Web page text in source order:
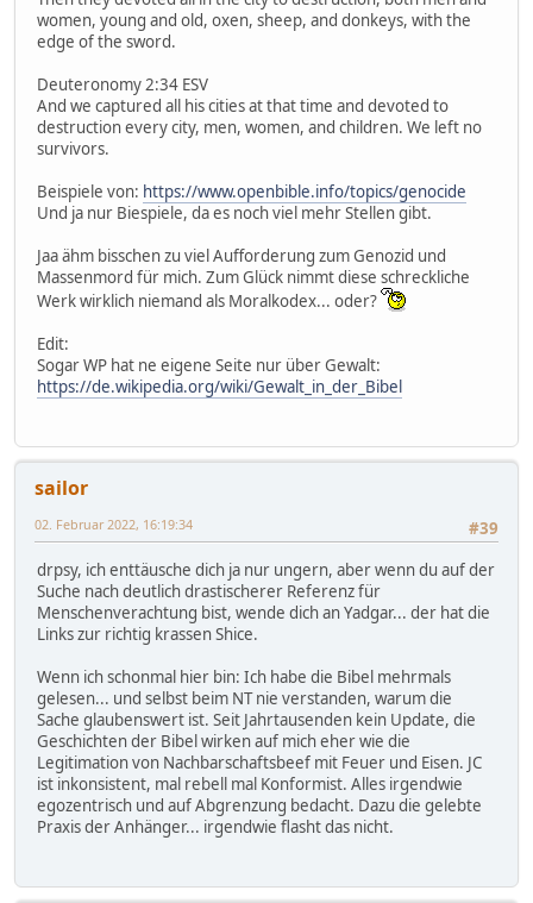
women, young and old, oxen, sheep, and donkeys, with the
edge of the sword.
Deuteronomy 2:34 ESV
And we captured all his cities at that time and devoted to
destruction every city, men, women, and children. We left no
survivors.
Beispiele von: https://www.openbible.info/topics/genocide
Und ja nur Biespiele, da es noch viel mehr Stellen gibt.
Jaa ähm bisschen zu viel Aufforderung zum Genozid und
Massenmord für mich. Zum Glück nimmt diese schreckliche
Werk wirklich niemand als Moralkodex... oder?
Edit:
Sogar WP hat ne eigene Seite nur über Gewalt:
https://de.wikipedia.org/wiki/Gewalt_in_der_Bibel
sailor
#39
02. Februar 2022, 16:19:34
drpsy, ich enttäusche dich ja nur ungern, aber wenn du auf der
Suche nach deutlich drastischerer Referenz für
Menschenverachtung bist, wende dich an Yadgar... der hat die
Links zur richtig krassen Shice.
Wenn ich schonmal hier bin: Ich habe die Bibel mehrmals
gelesen... und selbst beim NT nie verstanden, warum die
Sache glaubenswert ist. Seit Jahrtausenden kein Update, die
Geschichten der Bibel wirken auf mich eher wie die
Legitimation von Nachbarschaftsbeef mit Feuer und Eisen. JC
ist inkonsistent, mal rebell mal Konformist. Alles irgendwie
egozentrisch und auf Abgrenzung bedacht. Dazu die gelebte
Praxis der Anhänger... irgendwie flasht das nicht.